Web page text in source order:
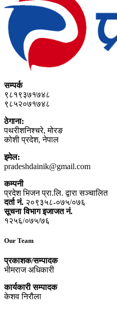
सम्पर्क
९८१९३७१७४८
९८५२०७१७४८
ठेगाना:
पथरीशनिश्‍चरे, मोरङ
कोशी प्रदेश, नेपाल
इमेल:
pradeshdainik@gmail.com
कम्पनी
प्रदेश भिजन प्रा.लि. द्वारा सञ्‍चालित
दर्ता नं. २०९३५८-०७५/०७६
सूचना विभाग इजाजत नं.
१२५६/०७५/७६
Our Team
प्रकाशक/सम्पादक
भीमराज अधिकारी
कार्यकारी सम्पादक
केशव निरौला